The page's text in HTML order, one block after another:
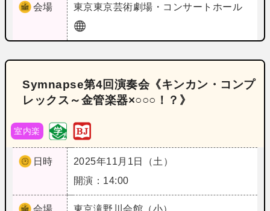
会場 東京東京芸術劇場・コンサートホール
Symnapse第4回演奏会《キンカン・コンプ
レックス～金管楽器×○○○！？》
室内楽
日時
2025年11月1日（土）
開演：14:00